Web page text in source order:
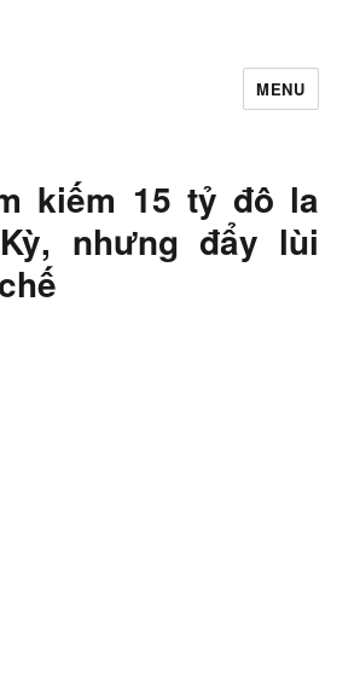
MENU
kiếm 15 tỷ đô la
nhưng đẩy lùi